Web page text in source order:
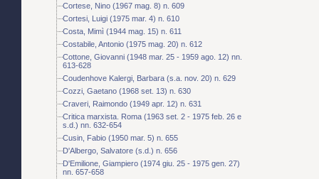
Cortese, Nino (1967 mag. 8) n. 609
Cortesi, Luigi (1975 mar. 4) n. 610
Costa, Mimì (1944 mag. 15) n. 611
Costabile, Antonio (1975 mag. 20) n. 612
Cottone, Giovanni (1948 mar. 25 - 1959 ago. 12) nn.
613-628
Coudenhove Kalergi, Barbara (s.a. nov. 20) n. 629
Cozzi, Gaetano (1968 set. 13) n. 630
Craveri, Raimondo (1949 apr. 12) n. 631
Critica marxista. Roma (1963 set. 2 - 1975 feb. 26 e
s.d.) nn. 632-654
Cusin, Fabio (1950 mar. 5) n. 655
D'Albergo, Salvatore (s.d.) n. 656
D'Emilione, Giampiero (1974 giu. 25 - 1975 gen. 27)
nn. 657-658